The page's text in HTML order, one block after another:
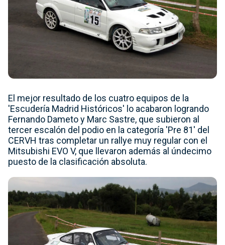
El mejor resultado de los cuatro equipos de la
'Escudería Madrid Históricos' lo acabaron logrando
Fernando Dameto y Marc Sastre, que subieron al
tercer escalón del podio en la categoría 'Pre 81' del
CERVH tras completar un rallye muy regular con el
Mitsubishi EVO V, que llevaron además al úndecimo
puesto de la clasificación absoluta.